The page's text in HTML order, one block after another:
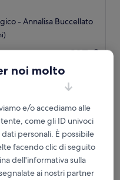
- Annalisa Buccellato
Il
137 €
tasse e oneri inclusi
1 set - 2 set
noi molto
e/o accediamo alle
come gli ID univoci
personali. È possibile
facendo clic di seguito
dell'informativa sulla
ai nostri partner